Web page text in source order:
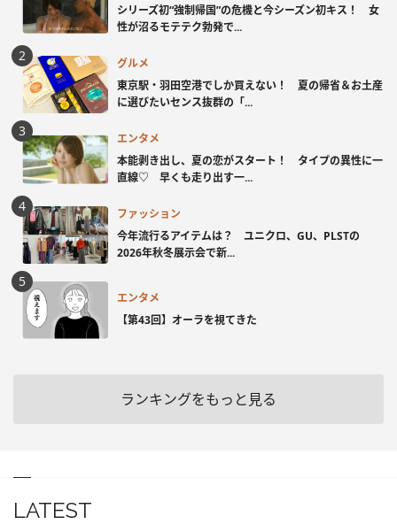
シリーズ初“強制帰国”の危機と今シーズン初キス！ 女
性が沼るモテテク勃発で...
グルメ
東京駅・羽田空港でしか買えない！ 夏の帰省＆お土産
に選びたいセンス抜群の「...
エンタメ
本能剥き出し、夏の恋がスタート！ タイプの異性に一
直線♡ 早くも走り出す一...
ファッション
今年流行るアイテムは？ ユニクロ、GU、PLSTの
2026年秋冬展示会で新...
エンタメ
【第43回】オーラを視てきた
ランキングをもっと見る
LATEST